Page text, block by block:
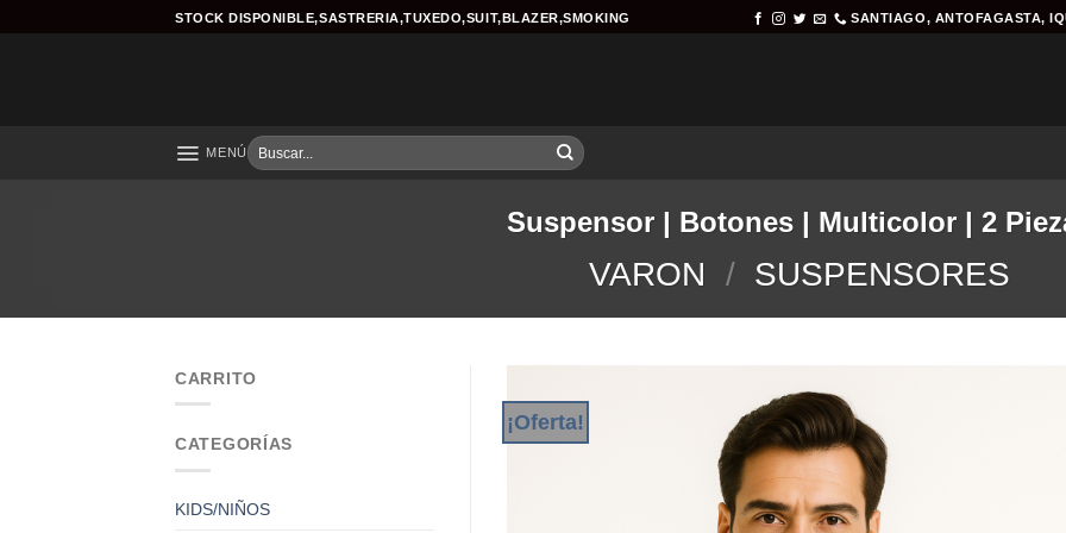
STOCK DISPONIBLE,SASTRERIA,TUXEDO,SUIT,BLAZER,SMOKING SANTIAGO, ANTOFAGASTA,
MENÚ
Buscar
por:
Suspensor | Botones | Multicolor | 2
VARON / SUSPENSORES
CARRITO
CATEGORÍAS
KIDS/NIÑOS
¡Oferta!